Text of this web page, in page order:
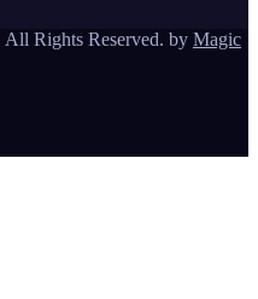
Rights Reserved. by Magic